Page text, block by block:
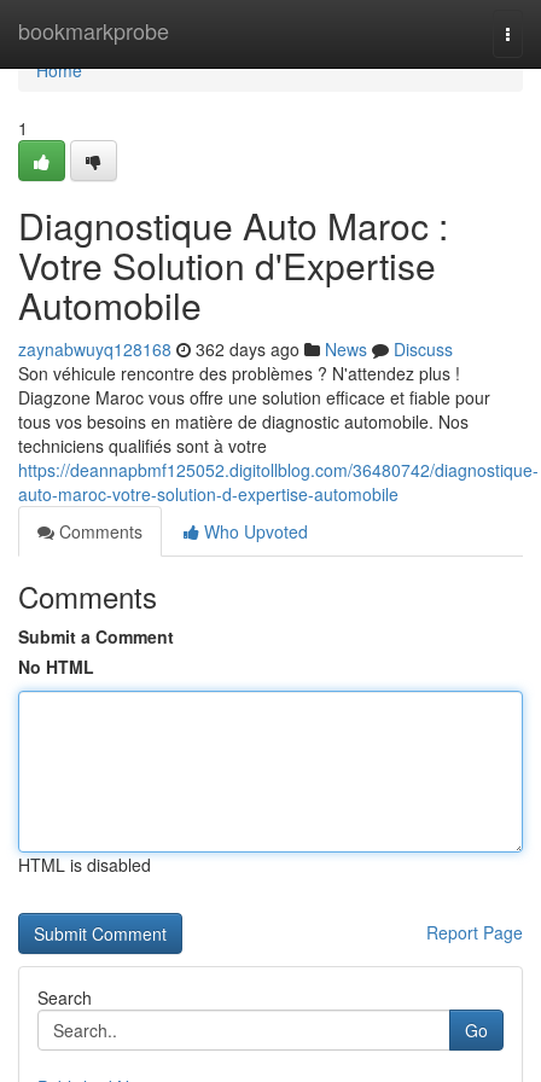
bookmarkprobe
Home
Home
1
Diagnostique Auto Maroc :
Votre Solution d'Expertise
Automobile
zaynabwuyq128168 362 days ago News
Discuss
Son véhicule rencontre des problèmes ? N'attendez plus !
Diagzone Maroc vous offre une solution efficace et fiable pour
tous vos besoins en matière de diagnostic automobile. Nos
techniciens qualifiés sont à votre
https://deannapbmf125052.digitollblog.com/36480742/diagnostique-
auto-maroc-votre-solution-d-expertise-automobile
Comments
Who Upvoted
Comments
Submit a Comment
No HTML
HTML is disabled
Report Page
Search
Go